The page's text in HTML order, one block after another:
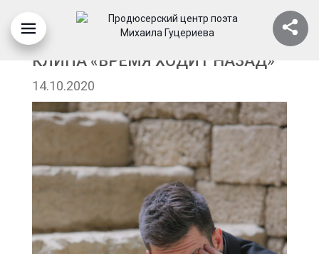
ИНТАРС БУСУЛИС, СЪЕМКИ
КЛИПА «ВРЕМЯ ХОДИТ НАЗАД»
14.10.2020